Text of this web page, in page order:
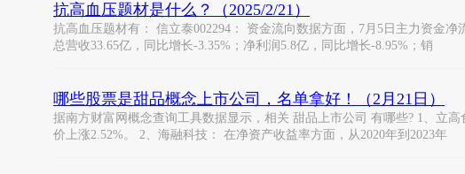
抗高血压题材是什么？（2025/2/21）
抗高血压题材有： 信立泰002294： 资金流向数据方面，7月5日主力资金
总营收33.65亿，同比增长-3.35%；净利润5.8亿，同比增长-8.95%；销
哪些股票是甜品概念上市公司，名单拿好！（2月21日）
据南方财富网概念查询工具数据显示，相关 甜品上市公司 有哪些? 1、立
价上涨2.52%。 2、海融科技： 在净资产收益率方面，从2020年到2023年